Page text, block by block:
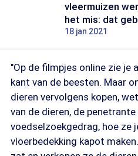
vleermuizen
het mis: dat
18 jan 2021
"Op de filmpjes online zie je
kant van de beesten. Maar
dieren vervolgens kopen,
van de dieren, de
voedselzoekgedrag, hoe ze
vloerbedekking kapot